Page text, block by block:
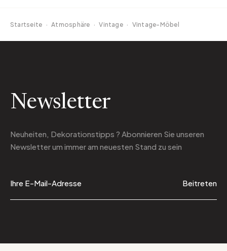
Startseite · Atmosphäre · Vintage · Vintage-Möbel
Newsletter
Neuheiten, Dekorationstipps ? Abonnieren Sie unseren
Newsletterum immer am neuesten Stand zu sein
Beitreten